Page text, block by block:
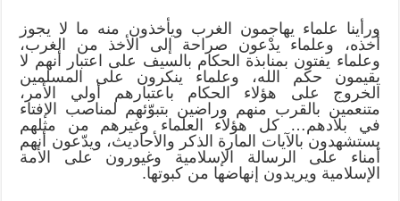
ورأينا علماء يهاجمون الغرب ويأخذون منه ما لا يجوز
أخذه، وعلماء يدْعون صراحة إلى الأخذ من الغرب،
وعلماء يفتون بمنابذة الحكام بالسيف على اعتبار أنهم لا
يقيمون حكم الله، وعلماء ينكرون على المسلمين
الخروج على هؤلاء الحكام باعتبارهم أولي الأمر،
متنعمين بالقرب منهم وراضين بتبوّئهم لمناصب الإفتاء
في بلادهم… كل هؤلاء العلماء وغيرهم من مثلهم
يستشهدون بالآيات المارة الذكر والأحاديث، ويدّعون أنهم
أمناء على الرسالة الإسلامية وغيورون على الأمة
الإسلامية ويريدون إنهاضها من كبوتها.